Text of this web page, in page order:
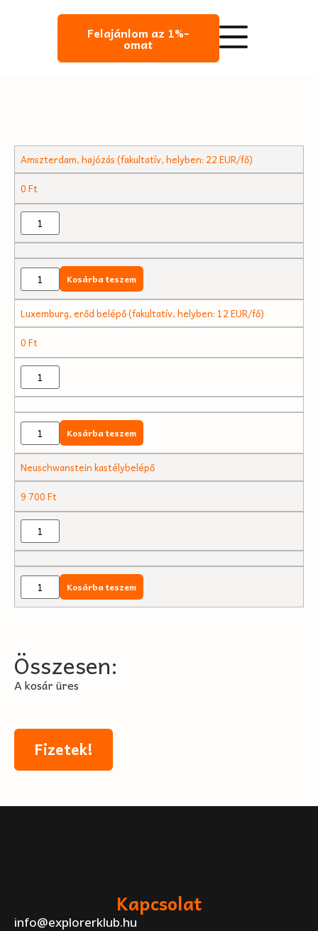
Felajánlom az 1%-
omat
Amszterdam, hajózás (fakultatív, helyben: 22 EUR/fő)
0Ft
Kosárba teszem
Luxemburg, erőd belépő (fakultatív, helyben: 12 EUR/fő)
0Ft
Kosárba teszem
Neuschwanstein kastélybelépő
9 700Ft
Kosárba teszem
Összesen:
A kosár üres
Fizetek!
Kapcsolat
info@explorerklub.hu